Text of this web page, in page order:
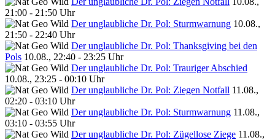
21:00 - 21:50 Uhr
Der unglaubliche Dr. Pol: Sturmwarnung 10.08.,
21:50 - 22:40 Uhr
Der unglaubliche Dr. Pol: Thanksgiving bei den
Pols 10.08., 22:40 - 23:25 Uhr
Der unglaubliche Dr. Pol: Trauriger Abschied
10.08., 23:25 - 00:10 Uhr
Der unglaubliche Dr. Pol: Ziegen Notfall 11.08.,
02:20 - 03:10 Uhr
Der unglaubliche Dr. Pol: Sturmwarnung 11.08.,
03:10 - 03:55 Uhr
Der unglaubliche Dr. Pol: Zügellose Ziege 11.08.,